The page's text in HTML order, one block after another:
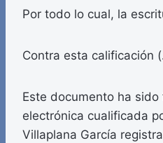
Por todo lo cual, la
Contra esta calificación
Este documento ha
electrónica cualificada
Villaplana García